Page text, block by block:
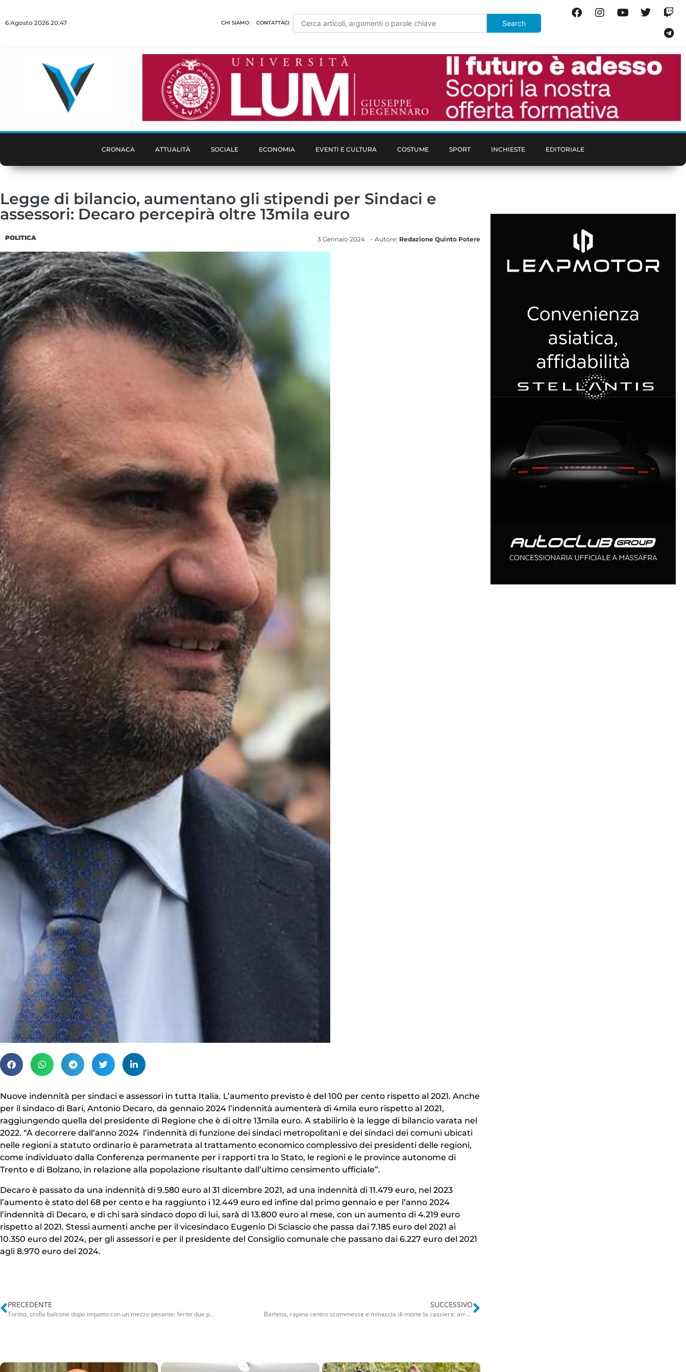
6 Agosto 2026 20:47 CHI SIAMO CONTATTACI
CRONACA ATTUALITÀ SOCIALE ECONOMIA EVENTI E CULTURA COSTUME SPORT INCHIESTE EDITORIALE
Legge di bilancio, aumentano gli stipendi per Sindaci e
assessori: Decaro percepirà oltre 13mila euro
POLITICA 3 Gennaio 2024 – Autore: Redazione Quinto Potere
Nuove indennità per sindaci e assessori in tutta Italia. L’aumento previsto è del 100 per cento rispetto al 2021. Anche
per il sindaco di Bari, Antonio Decaro, da gennaio 2024 l’indennità aumenterà di 4mila euro rispetto al 2021,
raggiungendo quella del presidente di Regione che è di oltre 13mila euro. A stabilirlo è la legge di bilancio varata nel
2022. “A decorrere dall’anno 2024 l’indennità di funzione dei sindaci metropolitani e dei sindaci dei comuni ubicati
nelle regioni a statuto ordinario è parametrata al trattamento economico complessivo dei presidenti delle regioni,
come individuato dalla Conferenza permanente per i rapporti tra lo Stato, le regioni e le province autonome di
Trento e di Bolzano, in relazione alla popolazione risultante dall’ultimo censimento ufficiale”.
Decaro è passato da una indennità di 9.580 euro al 31 dicembre 2021, ad una indennità di 11.479 euro, nel 2023
l’aumento è stato del 68 per cento e ha raggiunto i 12.449 euro ed infine dal primo gennaio e per l’anno 2024
l’indennità di Decaro, e di chi sarà sindaco dopo di lui, sarà di 13.800 euro al mese, con un aumento di 4.219 euro
rispetto al 2021. Stessi aumenti anche per il vicesindaco Eugenio Di Sciascio che passa dai 7.185 euro del 2021 ai
10.350 euro del 2024, per gli assessori e per il presidente del Consiglio comunale che passano dai 6.227 euro del 2021
agli 8.970 euro del 2024.
PRECEDENTE
Toritto, crolla balcone dopo impatto con un mezzo pesante: ferite due persone
SUCCESSIVO
Barletta, rapina centro scommesse e minaccia di morte la cassiera: arrestato 42enne